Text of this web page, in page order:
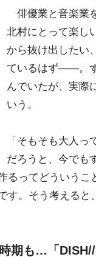
俳優業と音楽業
北村にとって楽し
から抜け出したい
ているはず――。
んでいたが、実際
いう。
「そもそも大人
だろうと、今でも
るってどういうこ
す。そう考えると
期も…「